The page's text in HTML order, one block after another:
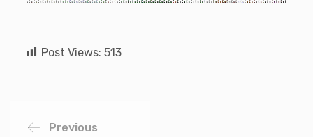
Post Views: 513
Previous